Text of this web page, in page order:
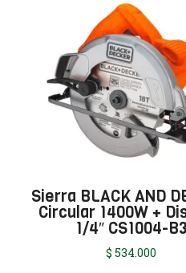
Sierra BLACK AND
Circular 1400W +
1/4″ CS1004-B3
$ 534.000